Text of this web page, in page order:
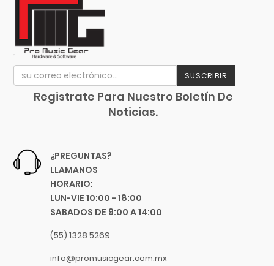
Pyramid
Qwik Tune
Radial
Randall
Rane
Remo
Rico
Roadie Music
Rock N Roller
SUSCRIBIR
Registrate Para Nuestro Boletín De
Noticias.
¿PREGUNTAS?
LLAMANOS
HORARIO:
LUN-VIE 10:00 - 18:00
SABADOS DE 9:00 A 14:00
(55) 1328 5269
info@promusicgear.com.mx